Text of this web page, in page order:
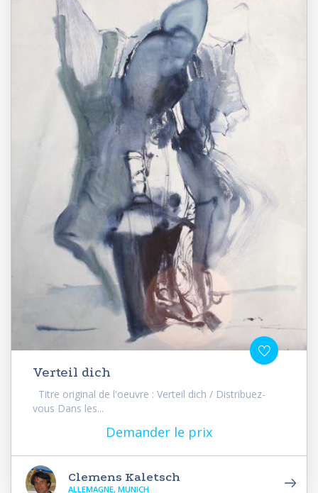
Verteil dich
Titre original de l'oeuvre : Verteil dich / Distribuez-
vous Dans les...
Demander le prix
Clemens Kaletsch
ALLEMAGNE, MUNICH